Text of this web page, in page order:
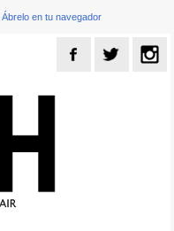
Ábrelo en tu navegador